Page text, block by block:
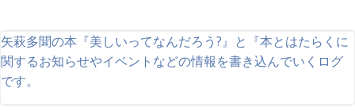
矢萩多聞の本『美しいってなんだろう?』と『本とはたらくに
関するお知らせやイベントなどの情報を書き込んでいくログ
です。